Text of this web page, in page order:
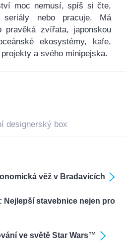
moc nemusí, spíš si čte,
nebo pracuje. Má
pravěká zvířata, japonskou
ekosystémy, kafe,
a svého minipejska.
designerský box
věž v Bradavicích
Nejlepší stavebnice nejen pro
ve světě Star Wars™